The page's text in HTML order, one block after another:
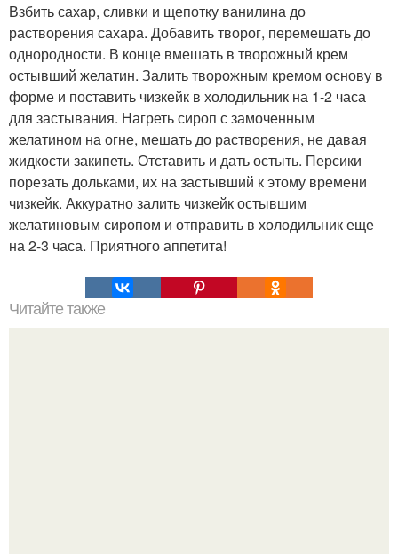
Взбить сахар, сливки и щепотку ванилина до
растворения сахара. Добавить творог, перемешать до
однородности. В конце вмешать в творожный крем
остывший желатин. Залить творожным кремом основу в
форме и поставить чизкейк в холодильник на 1-2 часа
для застывания. Нагреть сироп с замоченным
желатином на огне, мешать до растворения, не давая
жидкости закипеть. Отставить и дать остыть. Персики
порезать дольками, их на застывший к этому времени
чизкейк. Аккуратно залить чизкейк остывшим
желатиновым сиропом и отправить в холодильник еще
на 2-3 часа. Приятного аппетита!
Читайте также